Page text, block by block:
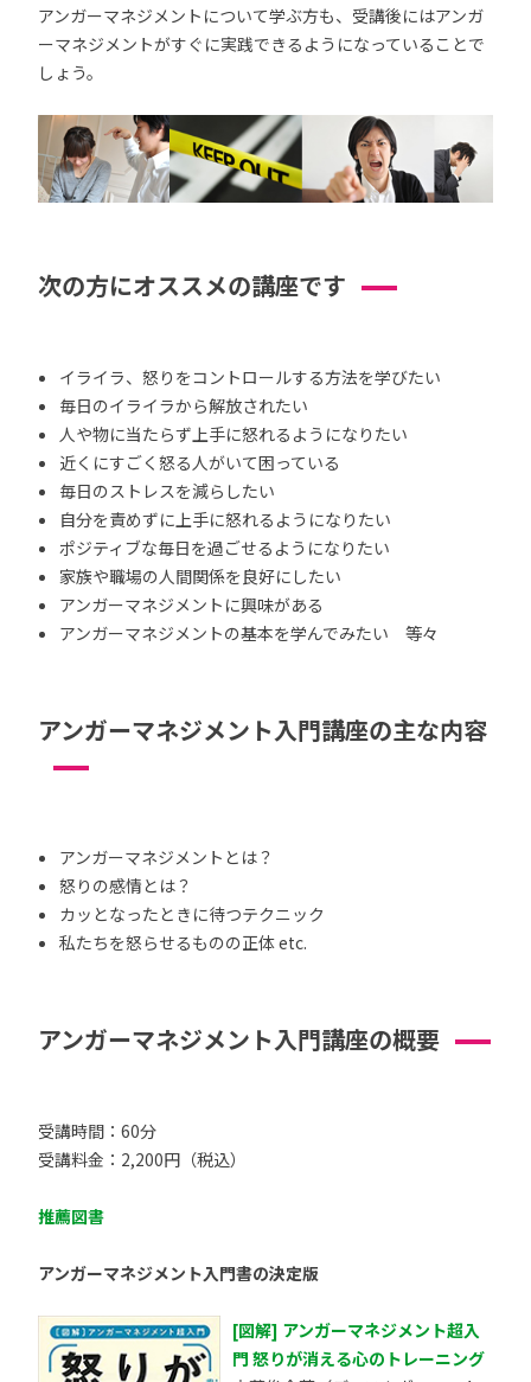
アンガーマネジメントについて学ぶ方も、受講後にはアンガ
ーマネジメントがすぐに実践できるようになっていることで
しょう。
次の方にオススメの講座です
イライラ、怒りをコントロールする方法を学びたい
毎日のイライラから解放されたい
人や物に当たらず上手に怒れるようになりたい
近くにすごく怒る人がいて困っている
毎日のストレスを減らしたい
自分を責めずに上手に怒れるようになりたい
ポジティブな毎日を過ごせるようになりたい
家族や職場の人間関係を良好にしたい
アンガーマネジメントに興味がある
アンガーマネジメントの基本を学んでみたい 等々
アンガーマネジメント入門講座の主な内容
アンガーマネジメントとは？
怒りの感情とは？
カッとなったときに待つテクニック
私たちを怒らせるものの正体 etc.
アンガーマネジメント入門講座の概要
受講時間：60分
受講料金：2,200円（税込）
推薦図書
アンガーマネジメント入門書の決定版
[図解] アンガーマネジメント超入
門 怒りが消える心のトレーニング